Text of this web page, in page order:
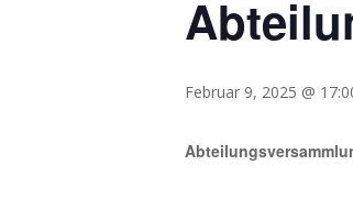
Februar 9, 2025 @